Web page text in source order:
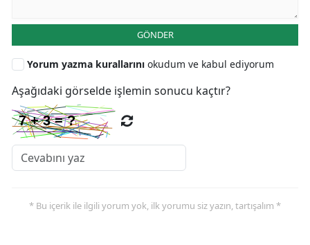
GÖNDER
Yorum yazma kurallarını okudum ve kabul ediyorum
Aşağıdaki görselde işlemin sonucu kaçtır?
* Bu içerik ile ilgili yorum yok, ilk yorumu siz yazın, tartışalım *